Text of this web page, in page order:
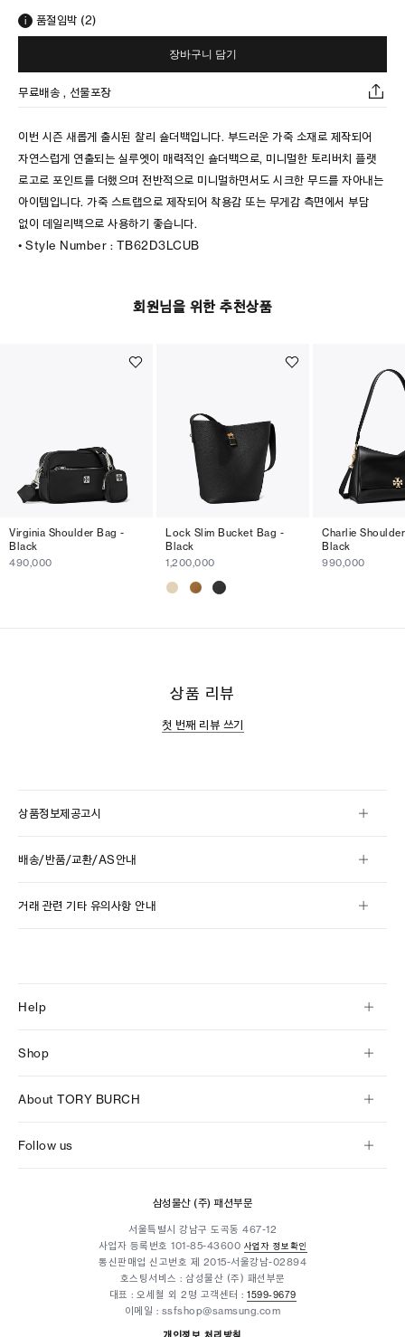
품절임박 (2)
장바구니 담기
무료배송 , 선물포장
이번 시즌 새롭게 출시된 찰리 숄더백입니다. 부드러운 가죽 소재로 제작되어
자연스럽게 연출되는 실루엣이 매력적인 숄더백으로, 미니멀한 토리버치 플랫
로고로 포인트를 더했으며 전반적으로 미니멀하면서도 시크한 무드를 자아내는
아이템입니다. 가죽 스트랩으로 제작되어 착용감 또는 무게감 측면에서 부담
없이 데일리백으로 사용하기 좋습니다.
• Style Number : TB62D3LCUB
회원님을 위한 추천상품
Virginia Shoulder Bag -
Black
490,000
Lock Slim Bucket Bag -
Black
1,200,000
Charlie
Black
990,000
상품 리뷰
첫 번째 리뷰 쓰기
상품정보제공고시
배송/반품/교환/AS안내
거래 관련 기타 유의사항 안내
Help
Shop
About TORY BURCH
Follow us
삼성물산 (주) 패션부문
서울특별시 강남구 도곡동 467-12
사업자 등록번호 101-85-43600 사업자 정보확인
통신판매업 신고번호 제 2015-서울강남-02894
호스팅서비스 : 삼성물산 (주) 패션부문
대표 : 오세철 외 2명 고객센터 : 1599-9679
이메일 : ssfshop@samsung.com